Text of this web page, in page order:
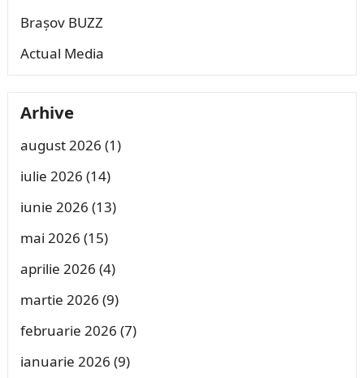
Brașov BUZZ
Actual Media
Arhive
august 2026 (1)
iulie 2026 (14)
iunie 2026 (13)
mai 2026 (15)
aprilie 2026 (4)
martie 2026 (9)
februarie 2026 (7)
ianuarie 2026 (9)